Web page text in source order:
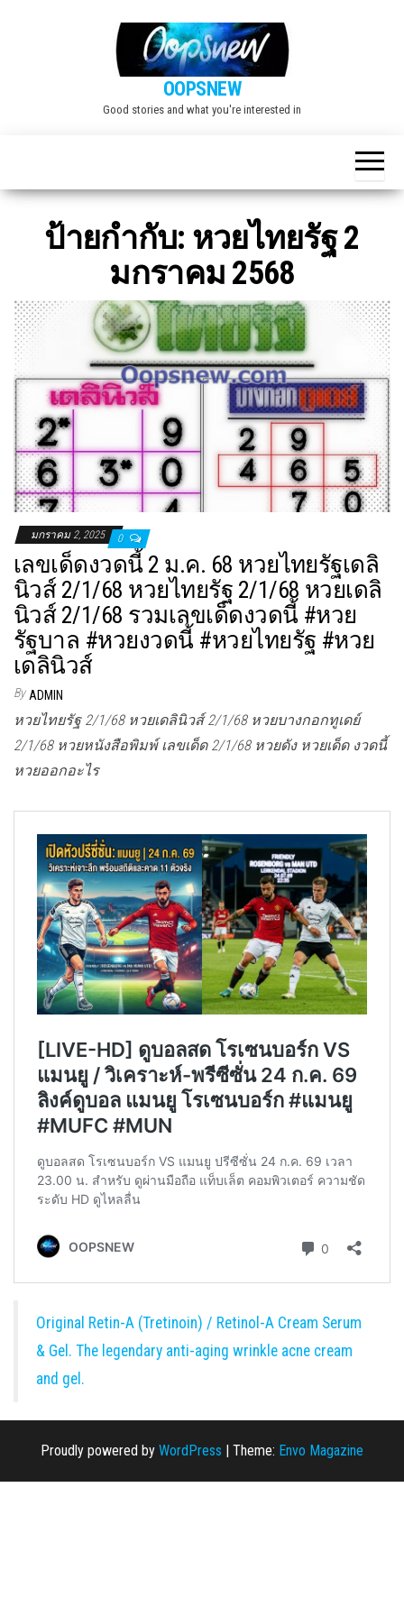
OOPSNEW
Good stories and what you're interested in
ป้ายกำกับ: หวยไทยรัฐ 2
มกราคม 2568
มกราคม 2, 2025 0
เลขเด็ดงวดนี้ 2 ม.ค. 68 หวยไทยรัฐเดลิ
นิวส์ 2/1/68 หวยไทยรัฐ 2/1/68 หวยเดลิ
นิวส์ 2/1/68 รวมเลขเด็ดงวดนี้ #หวย
รัฐบาล #หวยงวดนี้ #หวยไทยรัฐ #หวย
เดลินิวส์
By ADMIN
หวยไทยรัฐ 2/1/68 หวยเดลินิวส์ 2/1/68 หวยบางกอกทูเดย์
2/1/68 หวยหนังสือพิมพ์ เลขเด็ด 2/1/68 หวยดัง หวยเด็ด งวดนี้
หวยออกอะไร
Original Retin-A (Tretinoin) / Retinol-A Cream Serum
& Gel. The legendary anti-aging wrinkle acne cream
and gel.
Proudly powered by WordPress | Theme: Envo Magazine